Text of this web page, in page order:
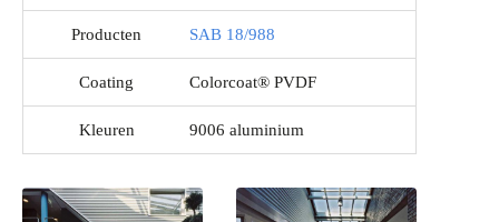
Producten SAB 18/988
Coating Colorcoat® PVDF
Kleuren 9006 aluminium